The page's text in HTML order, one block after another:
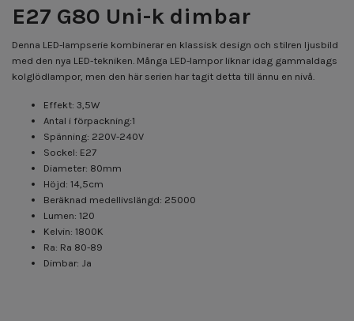
E27 G80 Uni-k dimbar
Denna LED-lampserie kombinerar en klassisk design och stilren ljusbild
med den nya LED-tekniken. Många LED-lampor liknar idag gammaldags
kolglödlampor, men den här serien har tagit detta till ännu en nivå.
Effekt: 3,5W
Antal i förpackning:1
Spänning: 220V-240V
Sockel: E27
Diameter: 80mm
Höjd: 14,5cm
Beräknad medellivslängd: 25000
Lumen: 120
Kelvin: 1800K
Ra: Ra 80-89
Dimbar: Ja